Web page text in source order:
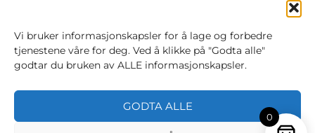
Vi bruker informasjonskapsler for å lage og forbedre
tjenestene våre for deg. Ved å klikke på "Godta alle"
godtar du bruken av ALLE informasjonskapsler.
GODTA ALLE
Cookie policy
Personvernsvilkår
0